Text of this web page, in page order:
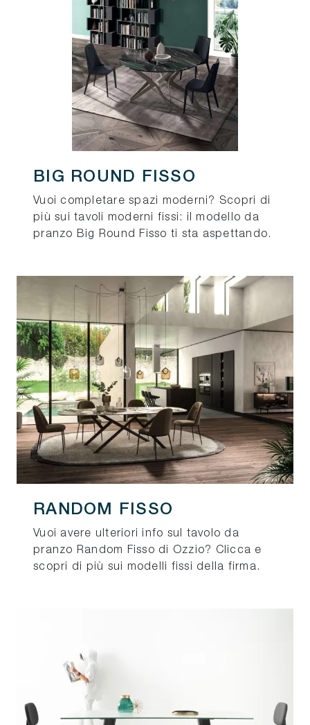
BIG ROUND FISSO
Vuoi completare spazi moderni? Scopri di
più sui tavoli moderni fissi: il modello da
pranzo Big Round Fisso ti sta aspettando.
RANDOM FISSO
Vuoi avere ulteriori info sul tavolo da
pranzo Random Fisso di Ozzio? Clicca e
scopri di più sui modelli fissi della firma.